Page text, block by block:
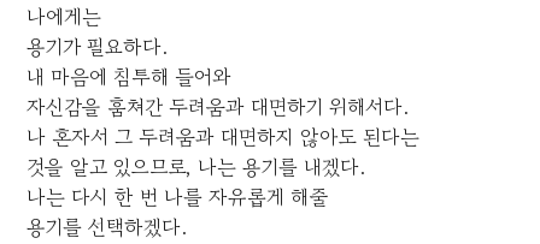
나에게는
용기가 필요하다.
내 마음에 침투해 들어와
자신감을 훔쳐간 두려움과 대면하기 위해서다.
나 혼자서 그 두려움과 대면하지 않아도 된다는
것을 알고 있으므로, 나는 용기를 내겠다.
나는 다시 한 번 나를 자유롭게 해줄
용기를 선택하겠다.